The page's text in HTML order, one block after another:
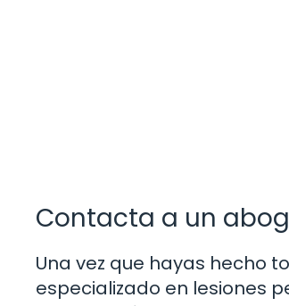
Contacta a un
Una vez que hayas hecho
especializado en lesiones